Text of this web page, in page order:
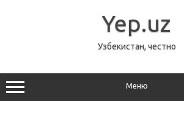
Yep.uz
Узбекистан, честно
Меню